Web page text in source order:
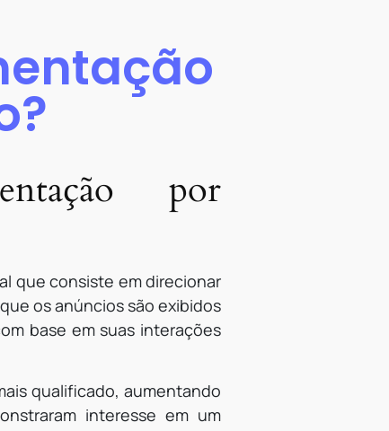
por
que consiste em direcionar
os anúncios são exibidos
base em suas interações
qualificado, aumentando
interesse em um